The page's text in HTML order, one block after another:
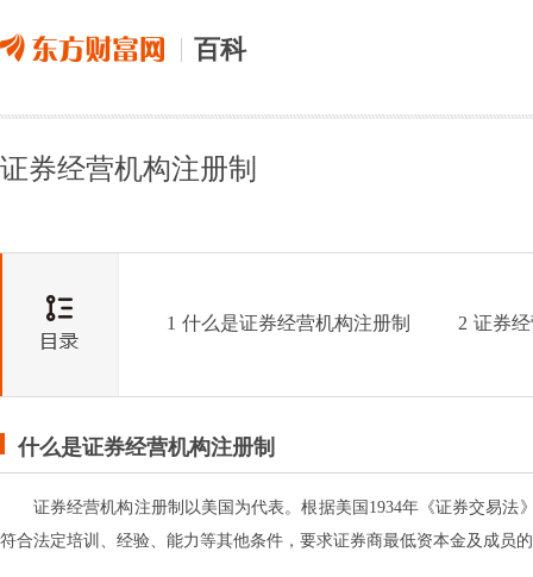
百科
证券经营机构注册制
1 什么是证券经营机构注册制 2 证券
什么是证券经营机构注册制
证券经营机构注册制以美国为代表。根据美国1934年《证券交易
符合法定培训、经验、能力等其他条件，要求证券商最低资本金及成员